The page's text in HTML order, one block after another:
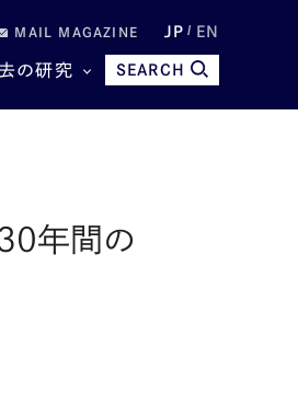
MAIL MAGAZINE JP EN
の研究 SEARCH
年間の